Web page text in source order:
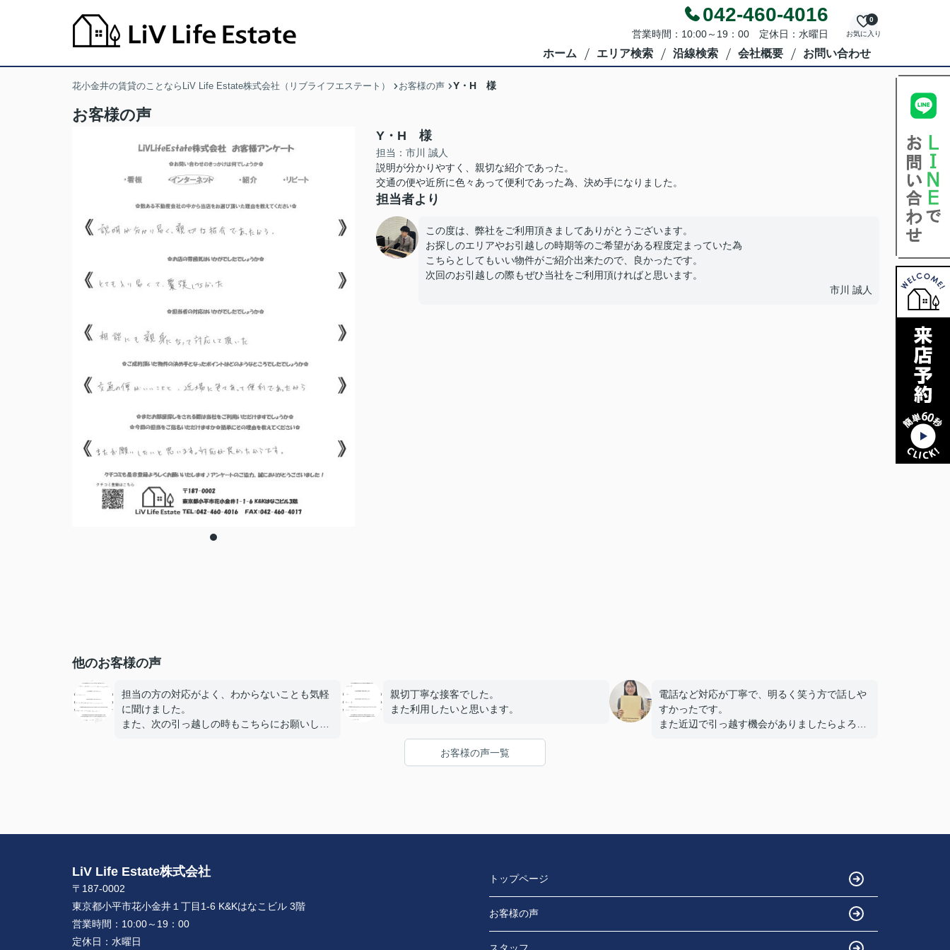
042-460-4016
営業時間：10:00～19：00 定休日：水曜日 お気に入り
0
ホーム エリア検索 沿線検索 会社概要 お問い合わせ
花小金井の賃貸のことならLiV Life Estate株式会社（リブライフエステート） お客様の声 Y・H 様
お客様の声
Y・H 様
担当：市川 誠人
説明が分かりやすく、親切な紹介であった。
交通の便や近所に色々あって便利であった為、決め手になりました。
担当者より
この度は、弊社をご利用頂きましてありがとうございます。
お探しのエリアやお引越しの時期等のご希望がある程度定まっていた為
こちらとしてもいい物件がご紹介出来たので、良かったです。
次回のお引越しの際もぜひ当社をご利用頂ければと思います。
市川 誠人
他のお客様の声
担当の方の対応がよく、わからないことも気軽
に聞けました。
また、次の引っ越しの時もこちらにお願いした
親切丁寧な接客でした。
また利用したいと思います。
電話など対応が丁寧で、明るく笑う方で話しや
すかったです。
また近辺で引っ越す機会がありましたらよろし
お客様の声一覧
LiV Life Estate株式会社
〒187-0002
東京都小平市花小金井１丁目1-6 K&Kはなこビル 3階
営業時間： 10:00～19：00
定休日： 水曜日
トップページ
お客様の声